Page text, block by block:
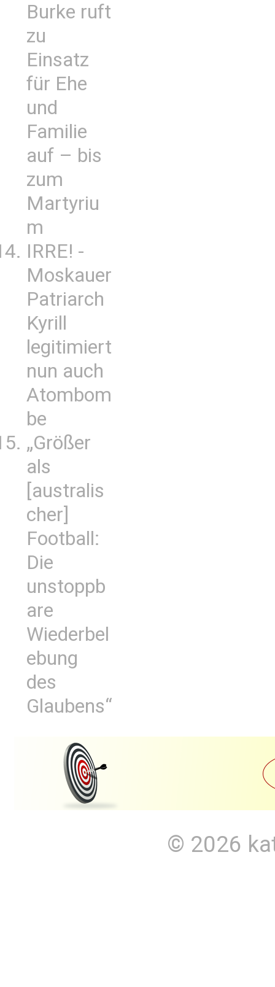
Burke ruft
zu
Einsatz
für Ehe
und
Familie
auf – bis
zum
Martyriu
m
IRRE! -
Moskauer
Patriarch
Kyrill
legitimiert
nun auch
Atombom
be
„Größer
als
[australis
cher]
Football:
Die
unstoppb
are
Wiederbel
ebung
des
Glaubens“
© 2026